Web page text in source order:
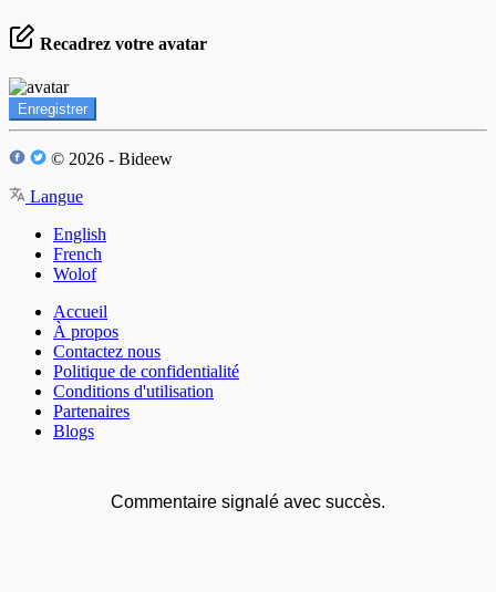
Recadrez votre avatar
Enregistrer
© 2026 - Bideew
Langue
English
French
Wolof
Accueil
À propos
Contactez nous
Politique de confidentialité
Conditions d'utilisation
Partenaires
Blogs
Commentaire signalé avec succès.